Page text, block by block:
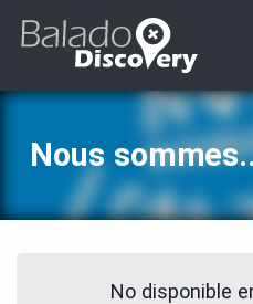
Nous
No disponible